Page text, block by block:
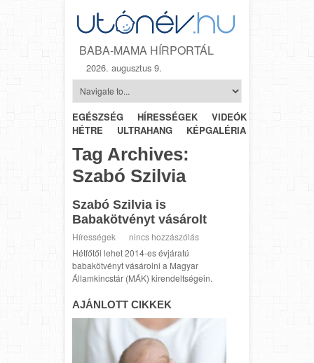
BABA-MAMA HÍRPORTÁL
2026. augusztus 9.
EGÉSZSÉG HÍRESSÉGEK VIDEÓK
HÉTRŐL-
HÉTRE
ULTRAHANG KÉPGALÉRIA
Tag Archives:
Szabó Szilvia
Szabó Szilvia is
Babakötvényt vásárolt
Hírességek
nincs hozzászólás
Hétfőtől lehet 2014-es évjáratú
babakötvényt vásárolni a Magyar
Államkincstár (MÁK) kirendeltségein.
AJÁNLOTT CIKKEK